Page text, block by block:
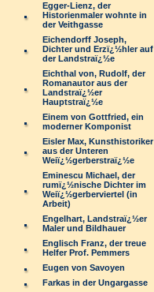
Egger-Lienz, der
Historienmaler wohnte in
der Veithgasse
Eichendorff Joseph,
Dichter und Erzï¿½hler auf
der Landstraï¿½e
Eichthal von, Rudolf, der
Romanautor aus der
Landstraï¿½er
Hauptstraï¿½e
Einem von Gottfried, ein
moderner Komponist
Eisler Max, Kunsthistoriker
aus der Unteren
Weiï¿½gerberstraï¿½e
Eminescu Michael, der
rumï¿½nische Dichter im
Weiï¿½gerberviertel (in
Arbeit)
Engelhart, Landstraï¿½er
Maler und Bildhauer
Englisch Franz, der treue
Helfer Prof. Pemmers
Eugen von Savoyen
Farkas in der Ungargasse